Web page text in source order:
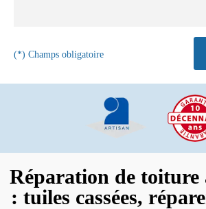
(*) Champs obligatoire
Réparation de toiture
: tuiles cassées,